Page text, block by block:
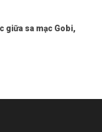
giữa sa mạc Gobi,